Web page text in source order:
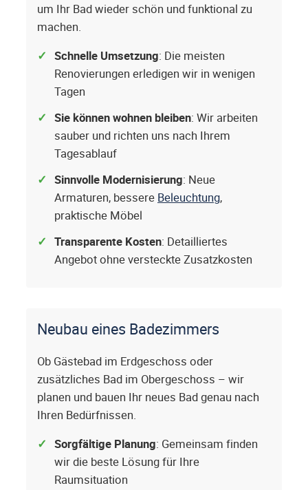
um Ihr Bad wieder schön und funktional zu
machen.
Schnelle Umsetzung: Die meisten
Renovierungen erledigen wir in wenigen
Tagen
Sie können wohnen bleiben: Wir arbeiten
sauber und richten uns nach Ihrem
Tagesablauf
Sinnvolle Modernisierung: Neue
Armaturen, bessere Beleuchtung,
praktische Möbel
Transparente Kosten: Detailliertes
Angebot ohne versteckte Zusatzkosten
Neubau eines Badezimmers
Ob Gästebad im Erdgeschoss oder
zusätzliches Bad im Obergeschoss – wir
planen und bauen Ihr neues Bad genau nach
Ihren Bedürfnissen.
Sorgfältige Planung: Gemeinsam finden
wir die beste Lösung für Ihre
Raumsituation